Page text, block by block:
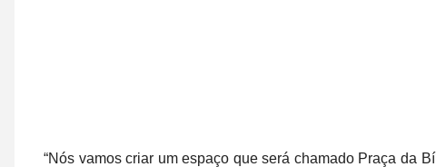
“Nós vamos criar um espaço que será chamado Praça da